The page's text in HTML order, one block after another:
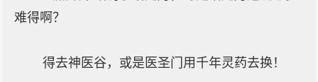
难得啊？
得去神医谷，或是医圣门用千年灵药去换！